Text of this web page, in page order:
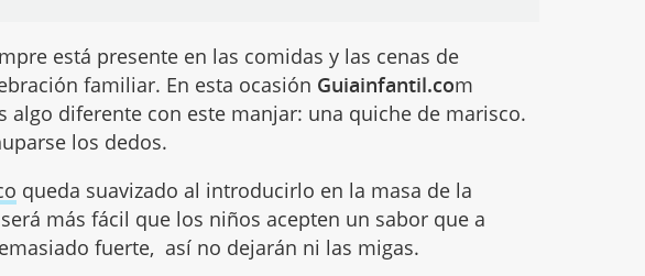
está presente en las comidas y las cenas de
familiar. En esta ocasión Guiainfantil.com
algo diferente con este manjar: una quiche de marisco.
los dedos.
queda suavizado al introducirlo en la masa de la
más fácil que los niños acepten un sabor que a
fuerte, así no dejarán ni las migas.